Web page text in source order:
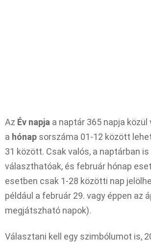
Az Év napja a naptár 365 napja közül
a hónap sorszáma 01-12 között
31 között. Csak valós, a naptárban
választhatóak, és február hónap
esetben csak 1-28 közötti nap
például a február 29. vagy éppen az
megjátszható napok).
Választani kell egy szimbólumot is,